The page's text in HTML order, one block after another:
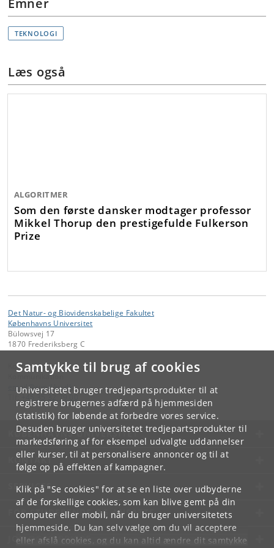
Samtykke til brug af cookies
Universitetet bruger tredjepartsprodukter til at
registrere brugernes adfærd på hjemmesiden
(statistik) for løbende at forbedre vores service.
Desuden bruger universitetet tredjepartsprodukter til
markedsføring af for eksempel udvalgte uddannelser
eller kurser, til at personalisere annoncer og til at
følge op på effekten af kampagner.
Klik på "Se cookies" for at se en liste over udbyderne
af de forskellige cookies, som kan blive gemt på din
computer eller mobil, når du bruger universitetets
hjemmeside. Du kan selv vælge om du vil acceptere
eller afslå cookies, og du kan altid ændre dit samtykke
Emner
TEKNOLOGI
Læs også
ALGORITMER
Som den første dansker modtager professor
Mikkel Thorup den prestigefulde Fulkerson
Prize
Det Natur- og Biovidenskabelige Fakultet
Københavns Universitet
Bülowsvej 17
1870 Frederiksberg C
Kontakt:
Kommunikation
email @sund.ku.dk
KØBENHAVNS UNIVERSITET
KONTAKT
SERVICES
FOR STUDERENDE OG ANSATTE
JOB OG KARRIERE